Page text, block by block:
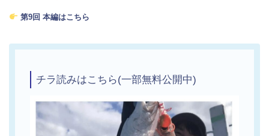
第9回 本編はこちら
チラ読みはこちら(一部無料公開中)